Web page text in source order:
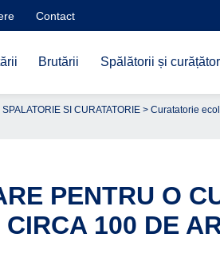
Contact
Brutării Spălătorii și
SI CURATATORIE> Curatatorie
PENTRU O
100 DE